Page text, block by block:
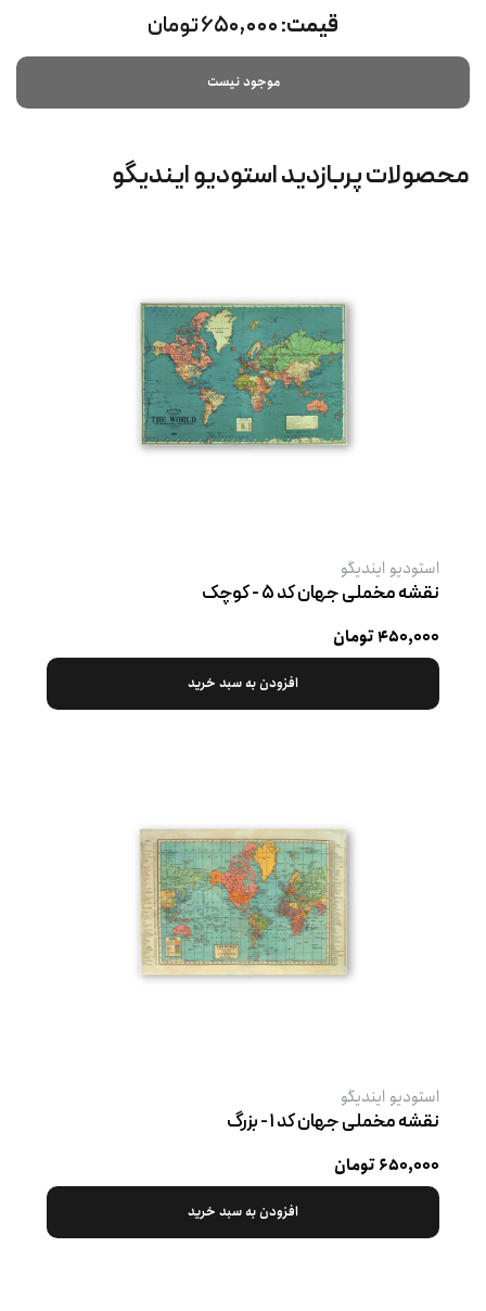
قیمت:۶۵۰,۰۰۰ تومان
موجود نیست
محصولات پربازدید استودیو ایندیگو
استودیو ایندیگو
نقشه مخملی جهان کد ۵ - کوچک
۴۵۰,۰۰۰ تومان
افزودن به سبد خرید
استودیو ایندیگو
نقشه مخملی جهان کد ۱ - بزرگ
۶۵۰,۰۰۰ تومان
افزودن به سبد خرید